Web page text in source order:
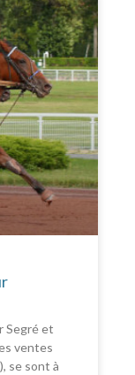
Segré et
ventes
se sont à